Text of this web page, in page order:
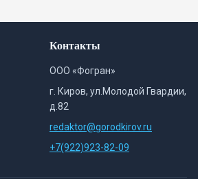
Контакты
ООО «Фогран»
г. Киров, ул.Молодой Гвардии,
д.82
redaktor@gorodkirov.ru
+7(922)923-82-09